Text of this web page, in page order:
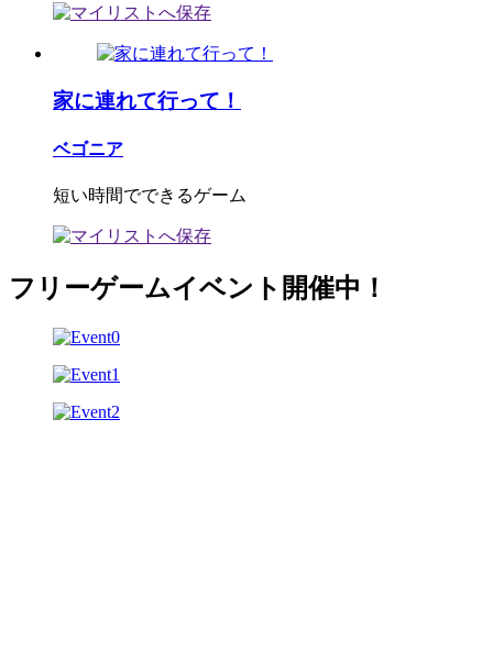
家に連れて行って！
ベゴニア
短い時間でできるゲーム
フリーゲームイベント開催中！